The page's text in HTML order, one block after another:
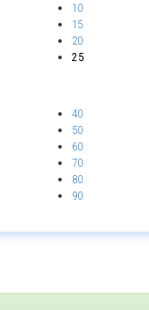
10
15
20
25
40
50
60
70
80
90